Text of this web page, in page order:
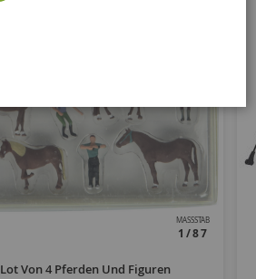
MASSSTAB
1/87
Lot Von 4 Pferden Und Figuren